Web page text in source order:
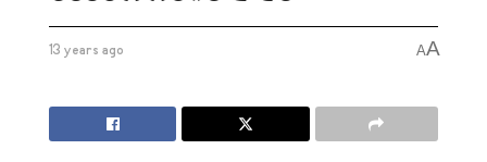
13 years ago AA